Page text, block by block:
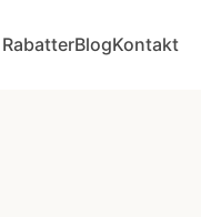
BlogKontakt